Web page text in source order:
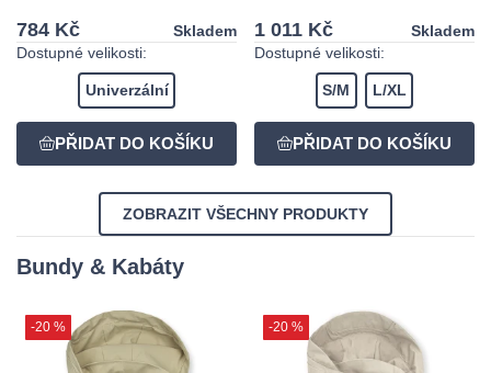
784 Kč
Skladem
Dostupné velikosti:
Univerzální
1 011 Kč
Skladem
Dostupné velikosti:
S/M L/XL
ZOBRAZIT VŠECHNY PRODUKTY
Bundy & Kabáty
-20 % -20 %